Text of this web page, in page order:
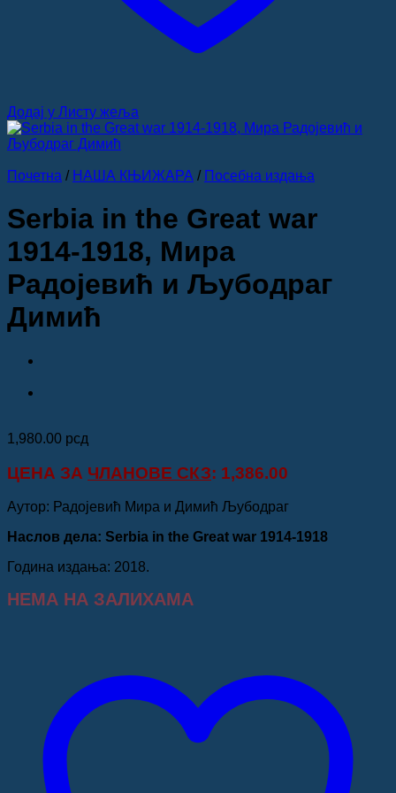
Додај у Листу жеља
Почетна / НАША КЊИЖАРА / Посебна издања
Serbia in the Great war
1914-1918, Мира
Радојевић и Љубодраг
Димић
1,980.00 рсд
ЦЕНА ЗА ЧЛАНОВЕ СКЗ: 1,386.00
Аутор: Радојевић Мира и Димић Љубодраг
Наслов дела: Serbia in the Great war 1914-1918
Година издања: 2018.
НЕМА НА ЗАЛИХАМА